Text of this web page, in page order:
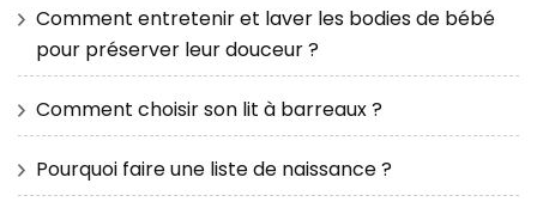
Comment entretenir et laver les bodies de bébé
pour préserver leur douceur ?
Comment choisir son lit à barreaux ?
Pourquoi faire une liste de naissance ?